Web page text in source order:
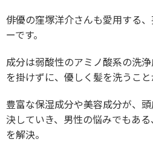
俳優の窪塚洋介さんも愛用する
ーです。
成分は弱酸性のアミノ酸系の洗
を掛けずに、優しく髪を洗うこと
豊富な保湿成分や美容成分が、
決していき、男性の悩みでもあ
を解決。